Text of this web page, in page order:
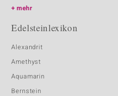
mehr
Edelsteinlexikon
Alexandrit
Amethyst
Aquamarin
Bernstein